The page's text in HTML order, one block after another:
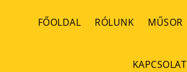
FŐOLDAL RÓLUNK MŰSOR
KAPCSOLAT